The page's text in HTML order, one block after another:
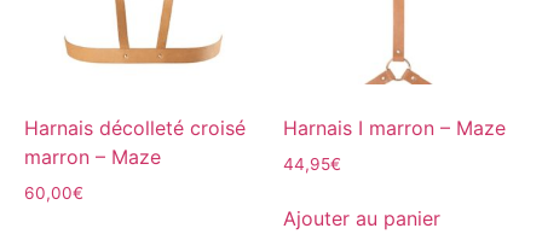
Harnais décolleté croisé
marron – Maze
60,00€
Harnais I marron – Maze
44,95€
Ajouter au panier